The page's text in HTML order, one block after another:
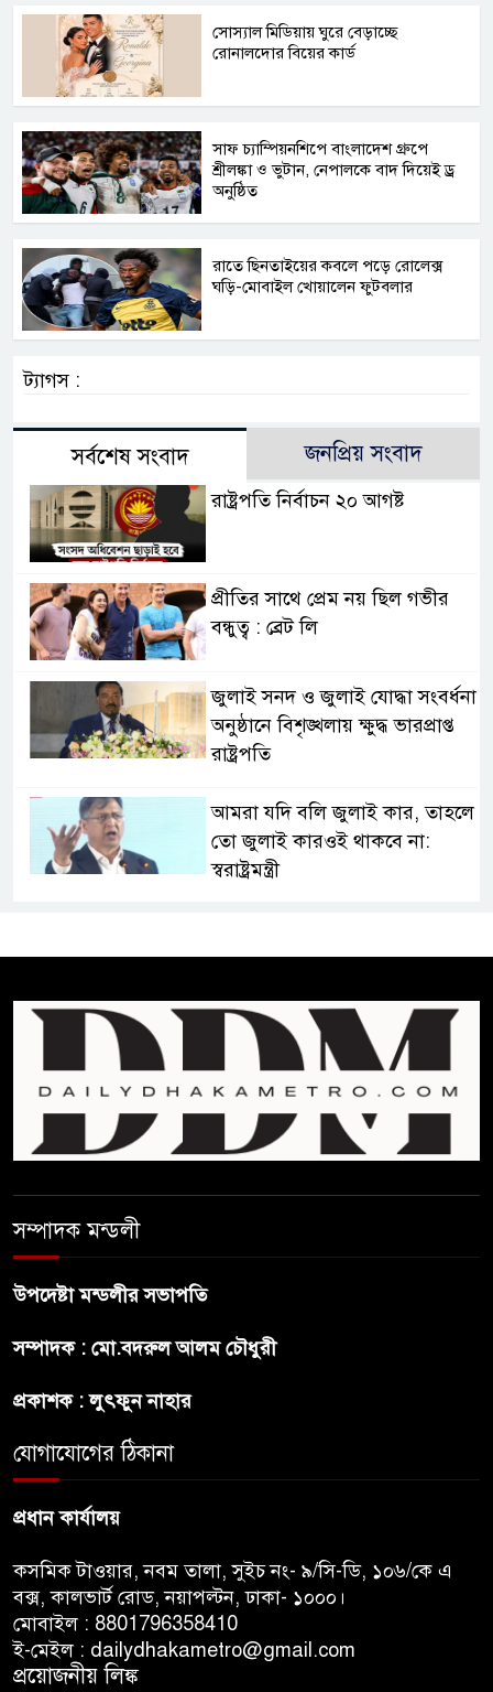
সোস্যাল মিডিয়ায় ঘুরে বেড়াচ্ছে
রোনালদোর বিয়ের কার্ড
সাফ চ্যাম্পিয়নশিপে বাংলাদেশ গ্রুপে
শ্রীলঙ্কা ও ভুটান, নেপালকে বাদ দিয়েই ড্র
অনুষ্ঠিত
রাতে ছিনতাইয়ের কবলে পড়ে রোলেক্স
ঘড়ি-মোবাইল খোয়ালেন ফুটবলার
ট্যাগস :
সর্বশেষ সংবাদ জনপ্রিয় সংবাদ
রাষ্ট্রপতি নির্বাচন ২০ আগষ্ট
প্রীতির সাথে প্রেম নয় ছিল গভীর
বন্ধুত্ব : ব্রেট লি
জুলাই সনদ ও জুলাই যোদ্ধা সংবর্ধনা
অনুষ্ঠানে বিশৃঙ্খলায় ক্ষুদ্ধ ভারপ্রাপ্ত
রাষ্ট্রপতি
আমরা যদি বলি জুলাই কার, তাহলে
তো জুলাই কারওই থাকবে না:
স্বরাষ্ট্রমন্ত্রী
শেখ হাসিনার বক্তব্য প্রচার করলেই
ব্যবস্থা নিবে সরকার : প্রধানমন্ত্রীর
উপদেষ্টা
বাংলাদেশে বিনিয়োগ ও দক্ষ শ্রমিক
গ্যাসের দাম বাড়লো ৭০ টাকা, সন্ধ্যা
থেকে কার্যকর
ওপর হামলার অভিযোগ
সম্পাদক মন্ডলী
উপদেষ্টা মন্ডলীর সভাপতি
সম্পাদক : মো.বদরুল আলম চৌধুরী
প্রকাশক : লুৎফুন নাহার
যোগাযোগের ঠিকানা
প্রধান কার্যালয়
কসমিক টাওয়ার, নবম তালা, সুইচ নং- ৯/সি-ডি, ১০৬/কে এ
বক্স, কালভার্ট রোড, নয়াপল্টন, ঢাকা- ১০০০।
মোবাইল : 8801796358410
ই-মেইল : dailydhakametro@gmail.com
প্রয়োজনীয় লিঙ্ক